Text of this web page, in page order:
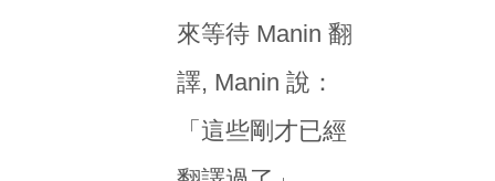
來等待 Manin 翻
譯, Manin 說：
「這些剛才已經